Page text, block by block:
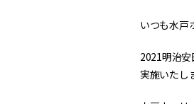
いつも水戸
2021明治
実施いたし